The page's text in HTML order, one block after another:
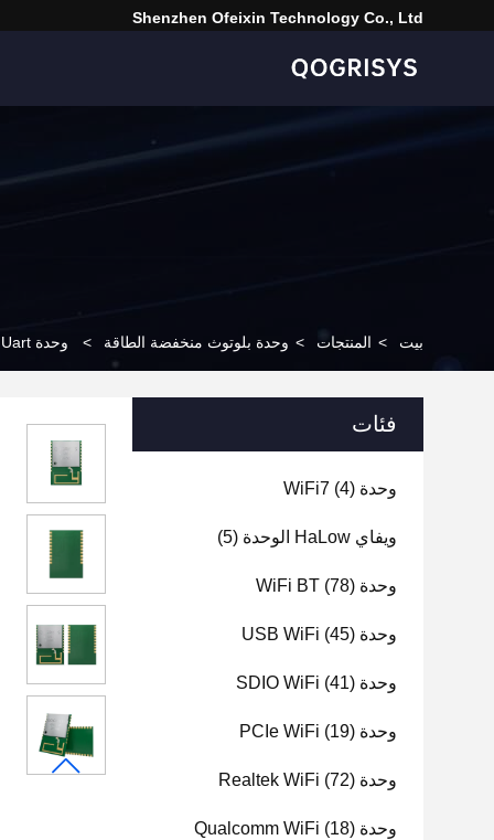
Shenzhen Ofeixin Technology Co., Ltd
بيت > المنتجات > وحدة بلوتوث منخفضة الطاقة > وحدة GFSK V5.0 LE Bluetooth Uart مع معالج 32 بت
فئات
وحدة WiFi7 (4)
ويفاي HaLow الوحدة (5)
وحدة WiFi BT (78)
وحدة USB WiFi (45)
وحدة SDIO WiFi (41)
وحدة PCIe WiFi (19)
وحدة Realtek WiFi (72)
وحدة Qualcomm WiFi (18)